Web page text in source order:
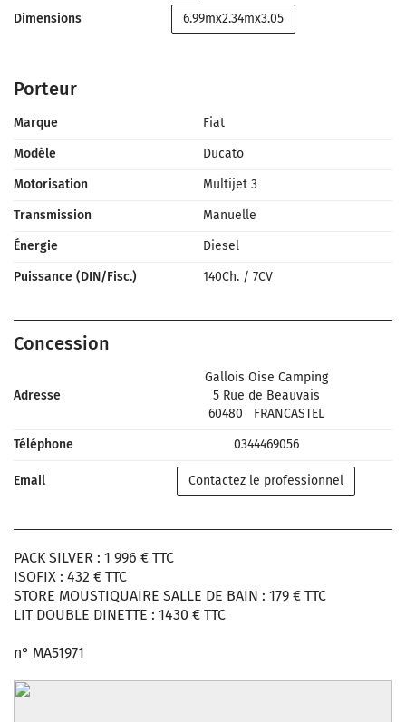
Dimensions 6.99mx2.34mx3.05
Porteur
Marque
Fiat
Modèle
Ducato
Motorisation
Multijet 3
Transmission
Manuelle
Énergie
Diesel
Puissance (DIN/Fisc.)
140Ch. / 7CV
Concession
Adresse
Gallois Oise Camping
5 Rue de Beauvais
60480
FRANCASTEL
Téléphone
0344469056
Email Contactez le professionnel
PACK SILVER : 1 996 € TTC
ISOFIX : 432 € TTC
STORE MOUSTIQUAIRE SALLE DE BAIN : 179 € TTC
LIT DOUBLE DINETTE : 1430 € TTC
n° MA51971